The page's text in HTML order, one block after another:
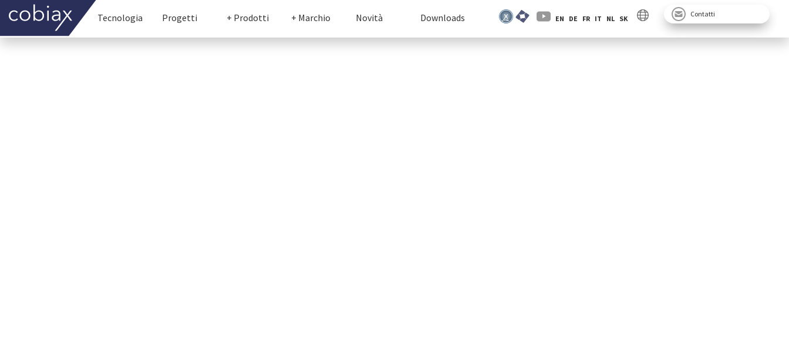
Tecnologia Progetti + Prodotti + Marchio Novità Downloads EN DE FR IT NL SK
Contatti